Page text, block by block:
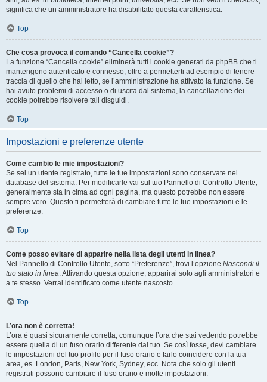
significa che un amministratore ha disabilitato questa caratteristica.
Top
Che cosa provoca il comando “Cancella cookie”?
La funzione “Cancella cookie” eliminerà tutti i cookie generati da phpBB che ti
mantengono autenticato e connesso, oltre a permetterti ad esempio di tenere
traccia di quello che hai letto, se l’amministrazione ha attivato la funzione. Se
hai avuto problemi di accesso o di uscita dal sistema, la cancellazione dei
cookie potrebbe risolvere tali disguidi.
Top
Impostazioni e preferenze utente
Come cambio le mie impostazioni?
Se sei un utente registrato, tutte le tue impostazioni sono conservate nel
database del sistema. Per modificarle vai sul tuo Pannello di Controllo Utente;
generalmente sta in cima ad ogni pagina, ma questo potrebbe non essere
sempre vero. Questo ti permetterà di cambiare tutte le tue impostazioni e le
preferenze.
Top
Come posso evitare di apparire nella lista degli utenti in linea?
Nel Pannello di Controllo Utente, sotto “Preferenze”, trovi l’opzione Nascondi il
tuo stato in linea. Attivando questa opzione, apparirai solo agli amministratori e
a te stesso. Verrai identificato come utente nascosto.
Top
L’ora non è corretta!
L’ora è quasi sicuramente corretta, comunque l’ora che stai vedendo potrebbe
essere quella di un fuso orario differente dal tuo. Se così fosse, devi cambiare
le impostazioni del tuo profilo per il fuso orario e farlo coincidere con la tua
area, es. London, Paris, New York, Sydney, ecc. Nota che solo gli utenti
registrati possono cambiare il fuso orario e molte impostazioni.